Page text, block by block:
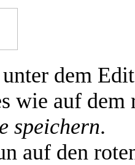
dem
wie auf dem
speichern.
auf den